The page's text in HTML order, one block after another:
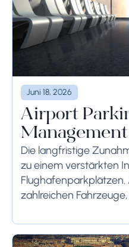
Juni 18, 2026
Airport
Management Solutions and
Systems
Die langfristige
zu einem verstärkten
zahlreichen
wochenlang auf dem
verbleiben, sollten die
Begrenzungen